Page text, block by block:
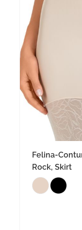
Felina-
Rock, Skirt